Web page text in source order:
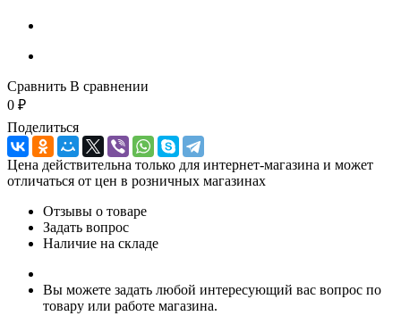
Сравнить В сравнении
0 ₽
Поделиться
Цена действительна только для интернет-магазина и может
отличаться от цен в розничных магазинах
Отзывы о товаре
Задать вопрос
Наличие на складе
Вы можете задать любой интересующий вас вопрос по
товару или работе магазина.